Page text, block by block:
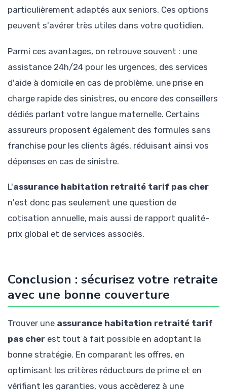
particulièrement adaptés aux seniors. Ces options
peuvent s'avérer très utiles dans votre quotidien.
Parmi ces avantages, on retrouve souvent : une
assistance 24h/24 pour les urgences, des services
d'aide à domicile en cas de problème, une prise en
charge rapide des sinistres, ou encore des conseillers
dédiés parlant votre langue maternelle. Certains
assureurs proposent également des formules sans
franchise pour les clients âgés, réduisant ainsi vos
dépenses en cas de sinistre.
L'assurance habitation retraité tarif pas cher
n'est donc pas seulement une question de
cotisation annuelle, mais aussi de rapport qualité-
prix global et de services associés.
Conclusion : sécurisez votre retraite
avec une bonne couverture
Trouver une assurance habitation retraité tarif
pas cher est tout à fait possible en adoptant la
bonne stratégie. En comparant les offres, en
optimisant les critères réducteurs de prime et en
vérifiant les garanties, vous accèderez à une